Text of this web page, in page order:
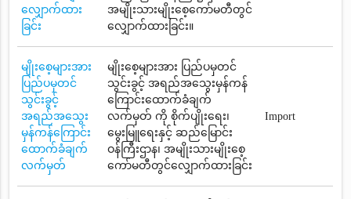
လျှောက်ထား
ခြင်း
အမျိုးသားမျိုးစေ့ကော်မတီတွင်
လျှောက်ထားခြင်း။
မျိုးစေ့များအား
ပြည်ပမှတင်
သွင်းခွင့်
အရည်အသွေး
မှန်ကန်ကြောင်း
ထောက်ခံချက်
လက်မှတ်
မျိုးစေ့များအား ပြည်ပမှတင်
သွင်းခွင့် အရည်အသွေးမှန်ကန်
ကြောင်းထောက်ခံချက်
လက်မှတ် ကို စိုက်ပျိုးရေး၊
မွေးမြူရေးနှင့် ဆည်မြောင်း
ဝန်ကြီးဌာန၊ အမျိုးသားမျိုးစေ့
ကော်မတီတွင်လျှောက်ထားခြင်း
Import